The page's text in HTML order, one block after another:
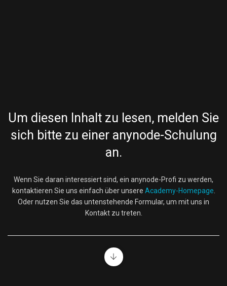
Um diesen Inhalt zu lesen, melden Sie
sich bitte zu einer anynode-Schulung
an.
Wenn Sie daran interessiert sind, ein anynode-Profi zu werden,
kontaktieren Sie uns einfach über unsere Academy-Homepage
Oder nutzen Sie das untenstehende Formular, um mit uns in
Kontakt zu treten.